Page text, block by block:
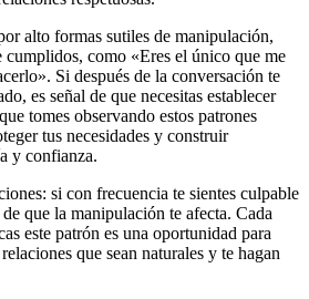
alto formas sutiles de manipulación,
cumplidos, como «Eres el único que me
Si después de la conversación te
es señal de que necesitas establecer
tomes observando estos patrones
tus necesidades y construir
y confianza.
si con frecuencia te sientes culpable
que la manipulación te afecta. Cada
este patrón es una oportunidad para
que sean naturales y te hagan